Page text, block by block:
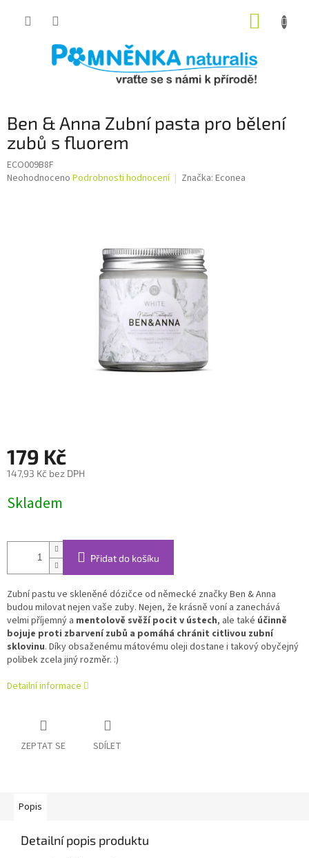
Ben & Anna Zubní pasta pro bělení
zubů s fluorem
ECO009B8F
Průměrné
Neohodnoceno Podrobnosti hodnocení Značka: Econea
179 Kč
147,93 Kč bez DPH
cena:
Skladem
Přidat do košíku
Zubní pastu ve skleněné dózičce od německé značky Ben & Anna
budou milovat nejen vaše zuby. Nejen, že krásně voní a zanechává
velmi příjemný a mentolově svěží pocit v ústech, ale také účinně
bojuje proti zbarvení zubů a pomáhá chránit citlivou zubní
sklovinu. Díky obsaženému mátovému oleji dostane i takový obyčejný
polibek zcela jiný rozměr. :)
Detailní informace
ZEPTAT SE SDÍLET
Popis
Detailní popis produktu